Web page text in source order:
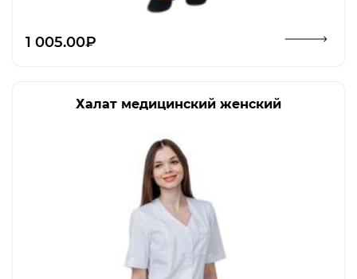
1 005.00₽
Халат медицинский женский